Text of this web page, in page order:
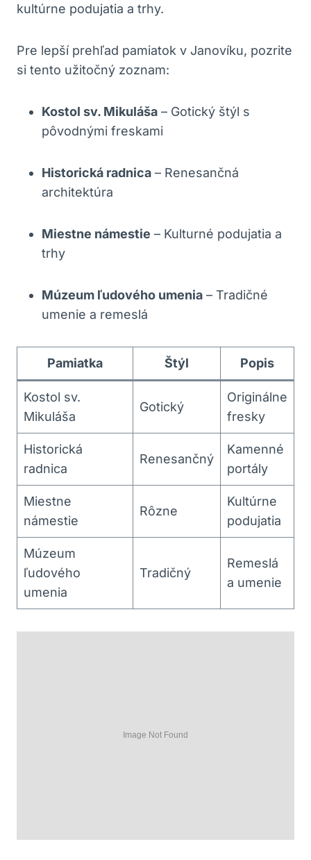
kultúrne ‌podujatia a trhy. ‍
Pre lepší prehľad pamiatok v​ Janovíku, pozrite
⁢si tento užitočný zoznam:
Kostol sv. Mikuláša – Gotický ⁢štýl s
pôvodnými freskami
Historická radnica – Renesančná
architektúra
Miestne námestie – Kulturné​ podujatia a
trhy
Múzeum ​ľudového umenia –⁢ Tradičné
umenie ‌a remeslá
Pamiatka Štýl Popis
Kostol ​sv.
Mikuláša
Gotický
Originálne
fresky
Historická
radnica
Renesančný
Kamenné ​
portály
Miestne​
námestie
Rôzne
Kultúrne
podujatia
Múzeum
ľudového
umenia
Tradičný
Remeslá
a umenie